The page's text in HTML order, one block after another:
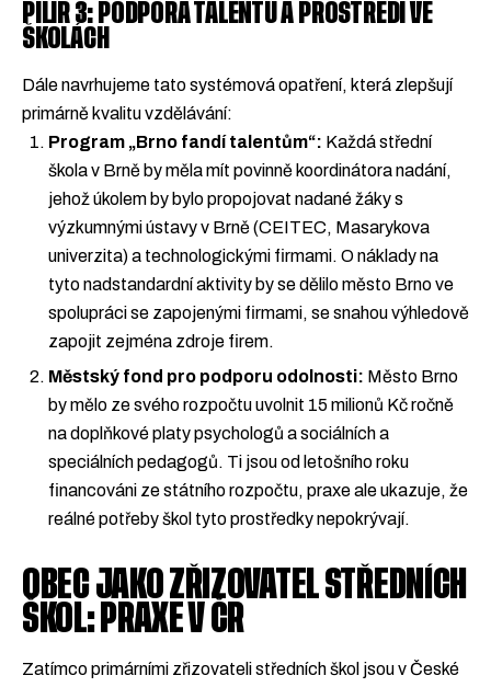
PILÍŘ 3: PODPORA TALENTU A PROSTŘEDÍ VE
ŠKOLÁCH
Dále navrhujeme tato systémová opatření, která zlepšují
primárně kvalitu vzdělávání:
Program „Brno fandí talentům“: Každá střední
škola v Brně by měla mít povinně koordinátora nadání,
jehož úkolem by bylo propojovat nadané žáky s
výzkumnými ústavy v Brně (CEITEC, Masarykova
univerzita) a technologickými firmami. O náklady na
tyto nadstandardní aktivity by se dělilo město Brno ve
spolupráci se zapojenými firmami, se snahou výhledově
zapojit zejména zdroje firem.
Městský fond pro podporu odolnosti: Město Brno
by mělo ze svého rozpočtu uvolnit 15 milionů Kč ročně
na doplňkové platy psychologů a sociálních a
speciálních pedagogů. Ti jsou od letošního roku
financováni ze státního rozpočtu, praxe ale ukazuje, že
reálné potřeby škol tyto prostředky nepokrývají.
OBEC JAKO ZŘIZOVATEL STŘEDNÍCH
ŠKOL: PRAXE V ČR
Zatímco primárními zřizovateli středních škol jsou v České